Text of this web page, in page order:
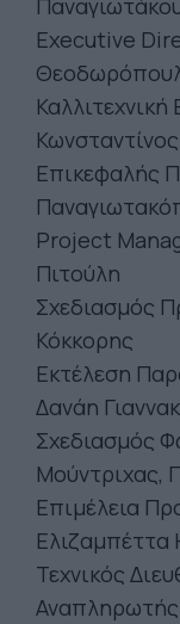
Executive
Επικεφαλής
Project
Πιτούλη
Σχεδιασμός
Κόκκορης
Εκτέλεση
Δανάη
Σχεδιασμός
Μούντριχας,
Επιμέλεια
Ελιζαμπέττα
Τεχνικός
Αναπληρωτής